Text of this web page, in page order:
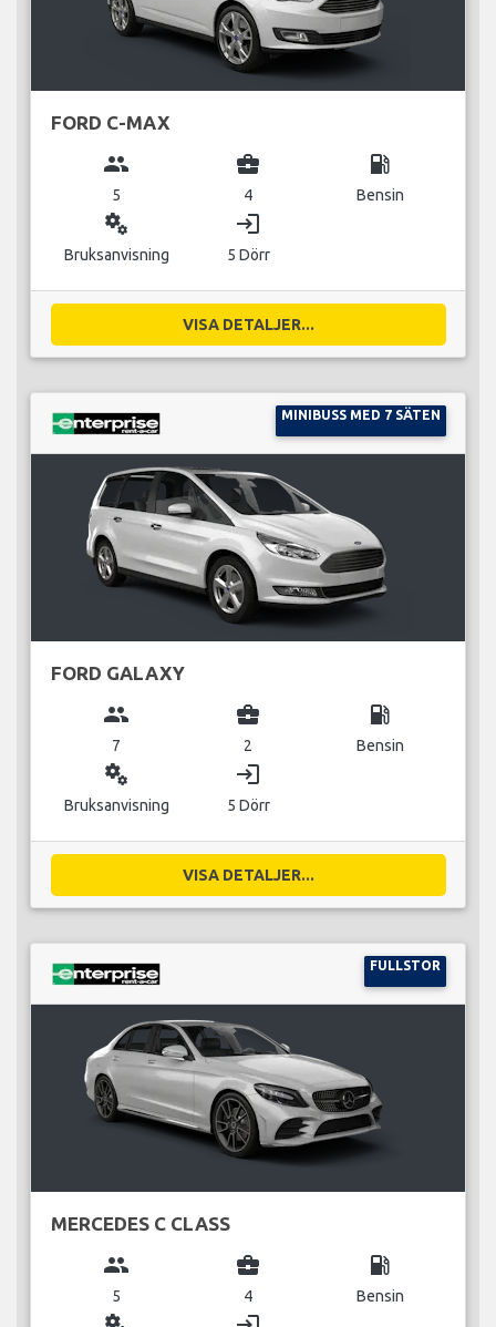
FORD C-MAX
group
5
business_center
4
local_gas_station
Bensin
miscellaneous_services
Bruksanvisning
login
5 Dörr
VISA DETALJER...
MINIBUSS MED 7 SÄTEN
FORD GALAXY
group
7
business_center
2
local_gas_station
Bensin
miscellaneous_services
Bruksanvisning
login
5 Dörr
VISA DETALJER...
FULLSTOR
MERCEDES C CLASS
group
5
business_center
4
local_gas_station
Bensin